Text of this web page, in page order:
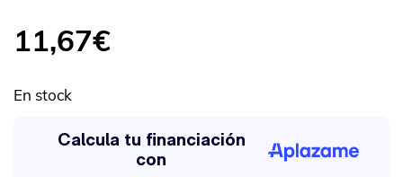
11,67€
En stock